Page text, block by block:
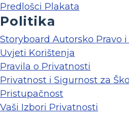
Predlošci Plakata
Politika
Storyboard Autorsko Pravo
Uvjeti Korištenja
Pravila o Privatnosti
Privatnost i Sigurnost za
Pristupačnost
Vaši Izbori Privatnosti